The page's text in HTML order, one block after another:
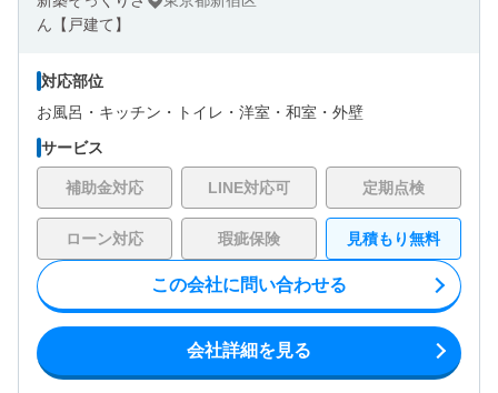
対応部位
お風呂・ キッチン・ トイレ・ 洋室・ 和室・ 外壁
サービス
補助金対応 LINE対応可 定期点検
ローン対応 瑕疵保険 見積もり無料
この会社に問い合わせる
会社詳細を見る